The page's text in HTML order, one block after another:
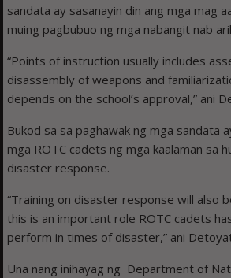
sandata ay sasanayin din ang mga mag
muing pagbubuo ng mga nabangit nab
“Points of instruction usually includes
disassembly of weapons and
depends on the school’s approval,” ani
Bukod sa sa paghawak ng mga sandata
mga ROTC cadets ng mga kaalaman sa
disaster response.
“Training on disaster response will also
this is an important role ROTC cadets
perform in times of disaster,” ani
Una nang inihayag ng Department of